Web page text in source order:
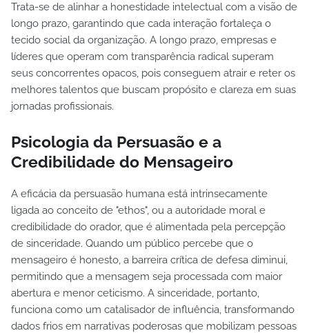
Trata-se de alinhar a honestidade intelectual com a visão de
longo prazo, garantindo que cada interação fortaleça o
tecido social da organização. A longo prazo, empresas e
líderes que operam com transparência radical superam
seus concorrentes opacos, pois conseguem atrair e reter os
melhores talentos que buscam propósito e clareza em suas
jornadas profissionais.
Psicologia da Persuasão e a
Credibilidade do Mensageiro
A eficácia da persuasão humana está intrinsecamente
ligada ao conceito de "ethos", ou a autoridade moral e
credibilidade do orador, que é alimentada pela percepção
de sinceridade. Quando um público percebe que o
mensageiro é honesto, a barreira crítica de defesa diminui,
permitindo que a mensagem seja processada com maior
abertura e menor ceticismo. A sinceridade, portanto,
funciona como um catalisador de influência, transformando
dados frios em narrativas poderosas que mobilizam pessoas